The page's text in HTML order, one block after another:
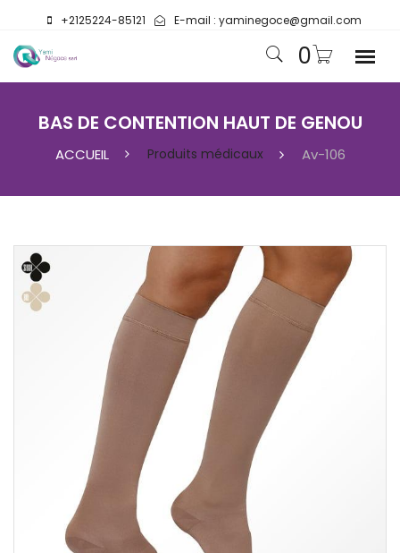
+2125224-85121 E-mail : yaminegoce@gmail.com
0
BAS DE CONTENTION HAUT DE GENOU
ACCUEIL Produits médicaux Av-106